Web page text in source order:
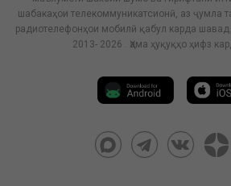
шабакаҳои телекоммуникатсионӣ, аз ҷумла
радиотелефонҳои мобилӣ қабул карда
2013- 2026 . Ҳама ҳуқуқҳо ҳифз